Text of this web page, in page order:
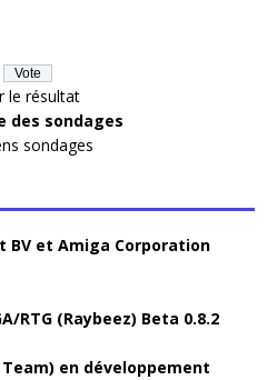
le résultat
des sondages
sondages
BV et Amiga Corporation
RTG (Raybeez) Beta 0.8.2
en développement